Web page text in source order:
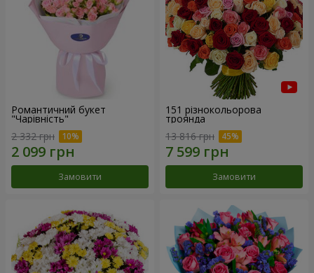
Романтичний букет
"Чарівність"
2 332 грн
Замовити
151 різнокольорова
троянда
13 816 грн
Замовити